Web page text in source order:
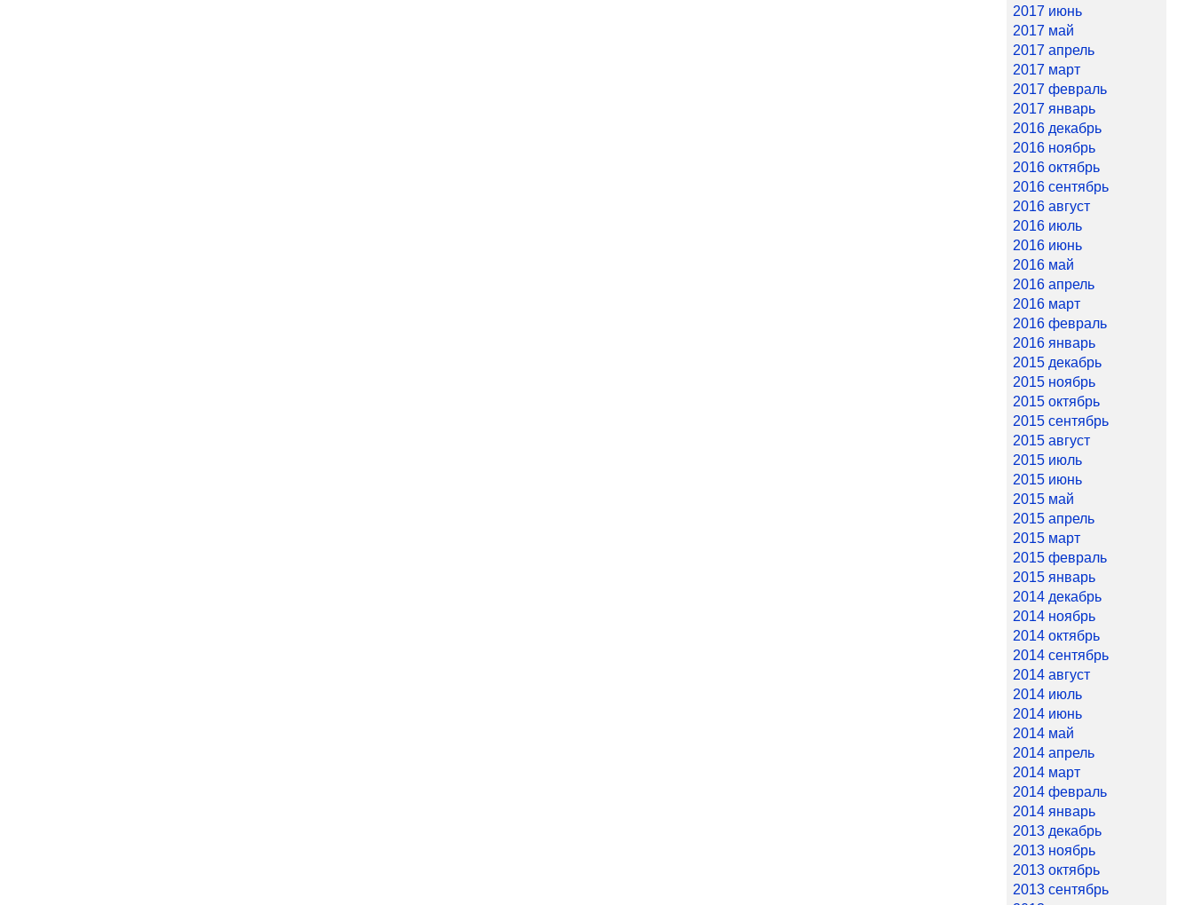
2017 июнь
2017 май
2017 апрель
2017 март
2017 февраль
2017 январь
2016 декабрь
2016 ноябрь
2016 октябрь
2016 сентябрь
2016 август
2016 июль
2016 июнь
2016 май
2016 апрель
2016 март
2016 февраль
2016 январь
2015 декабрь
2015 ноябрь
2015 октябрь
2015 сентябрь
2015 август
2015 июль
2015 июнь
2015 май
2015 апрель
2015 март
2015 февраль
2015 январь
2014 декабрь
2014 ноябрь
2014 октябрь
2014 сентябрь
2014 август
2014 июль
2014 июнь
2014 май
2014 апрель
2014 март
2014 февраль
2014 январь
2013 декабрь
2013 ноябрь
2013 октябрь
2013 сентябрь